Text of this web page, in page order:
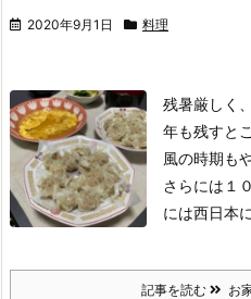
2020年9月1日 料理
残暑厳しく
年も残すと
風の時期も
さらには１
には西日本
記事を読む お